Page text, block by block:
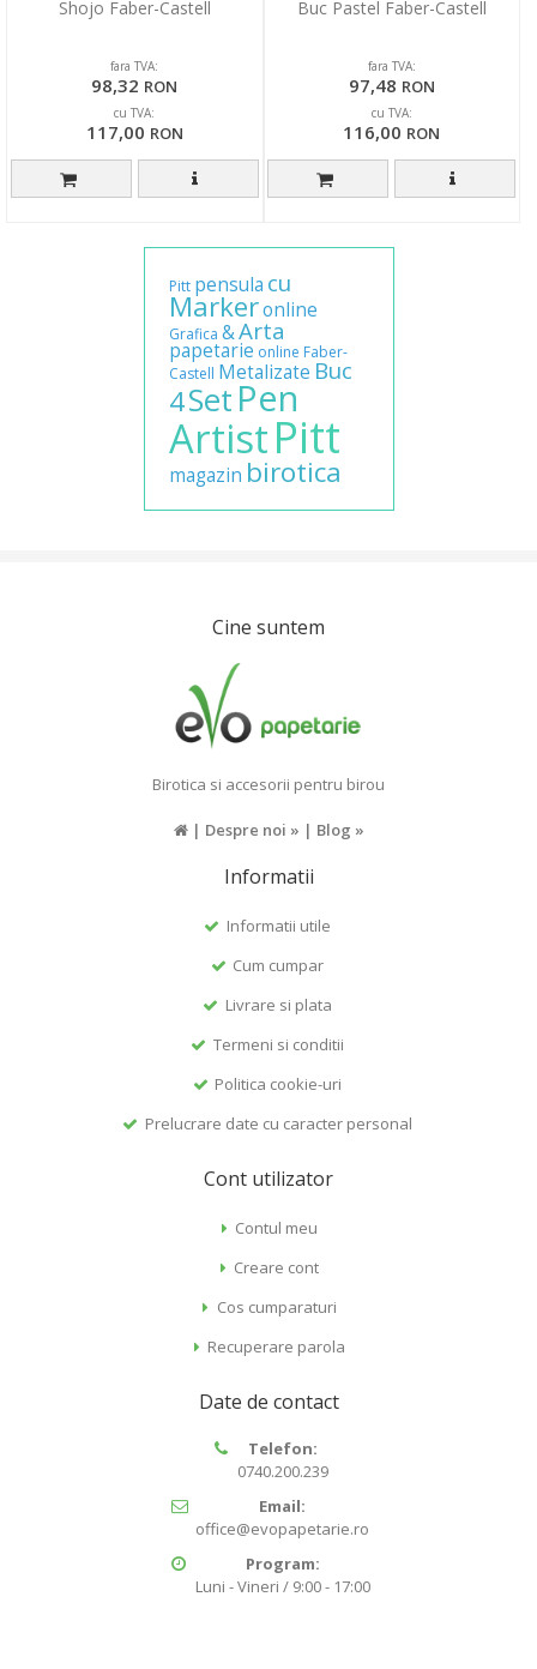
Shojo Faber-Castell
fara TVA:
98,32 RON
cu TVA:
117,00 RON
Buc Pastel Faber-Castell
fara TVA:
97,48 RON
cu TVA:
116,00 RON
Pitt pensula cu
Markeronline
Grafica &Arta
papetarie online Faber-
Castell Metalizate Buc
4Set Pen
ArtistPitt
magazin birotica
Cine suntem
Birotica si accesorii pentru birou
| Despre noi » | Blog »
Informatii
Informatii utile
Cum cumpar
Livrare si plata
Termeni si conditii
Politica cookie-uri
Prelucrare date cu caracter personal
Cont utilizator
Contul meu
Creare cont
Cos cumparaturi
Recuperare parola
Date de contact
Telefon:
0740.200.239
Email:
office@evopapetarie.ro
Program:
Luni - Vineri / 9:00 - 17:00